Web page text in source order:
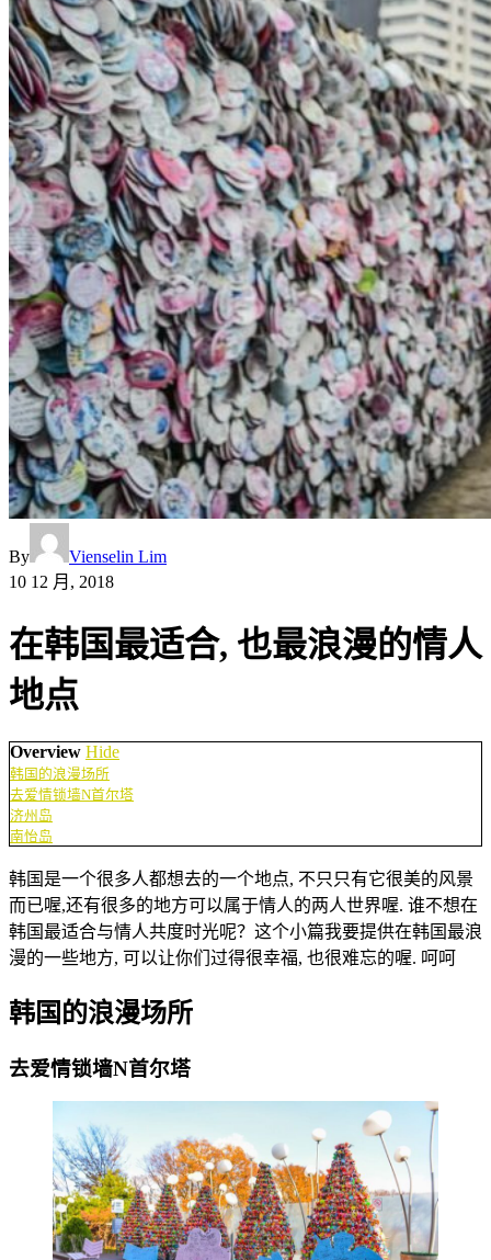
By
Vienselin Lim
10 12 月, 2018
在韩国最适合, 也最浪漫的情人
地点
Overview Hide
韩国的浪漫场所
去爱情锁墙N首尔塔
济州岛
南怡岛
韩国是一个很多人都想去的一个地点, 不只只有它很美的风景
而已喔,还有很多的地方可以属于情人的两人世界喔. 谁不想在
韩国最适合与情人共度时光呢？这个小篇我要提供在韩国最浪
漫的一些地方, 可以让你们过得很幸福, 也很难忘的喔. 呵呵
韩国的浪漫场所
去爱情锁墙N首尔塔